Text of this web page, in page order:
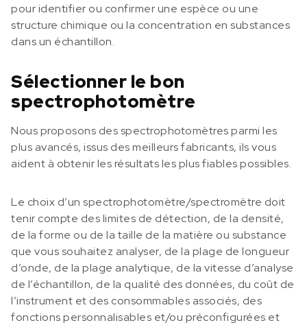
pour identifier ou confirmer une espèce ou une
structure chimique ou la concentration en substances
dans un échantillon.
Sélectionner le bon
spectrophotomètre
Nous proposons des spectrophotomètres parmi les
plus avancés, issus des meilleurs fabricants, ils vous
aident à obtenir les résultats les plus fiables possibles.
Le choix d’un spectrophotomètre/spectromètre doit
tenir compte des limites de détection, de la densité,
de la forme ou de la taille de la matière ou substance
que vous souhaitez analyser, de la plage de longueur
d’onde, de la plage analytique, de la vitesse d’analyse
de l’échantillon, de la qualité des données, du coût de
l’instrument et des consommables associés, des
fonctions personnalisables et/ou préconfigurées et